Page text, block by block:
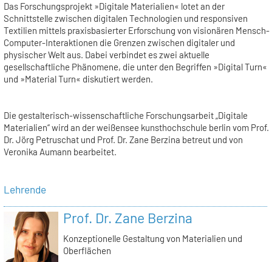
Das Forschungsprojekt »Digitale Materialien« lotet an der
Schnittstelle zwischen digitalen Technologien und responsiven
Textilien mittels praxisbasierter Erforschung von visionären Mensch-
Computer-Interaktionen die Grenzen zwischen digitaler und
physischer Welt aus. Dabei verbindet es zwei aktuelle
gesellschaftliche Phänomene, die unter den Begriffen »Digital Turn«
und »Material Turn« diskutiert werden.
Die gestalterisch-wissenschaftliche Forschungsarbeit „Digitale
Materialien“ wird an der weißensee kunsthochschule berlin vom Prof.
Dr. Jörg Petruschat und Prof. Dr. Zane Berzina betreut und von
Veronika Aumann bearbeitet.
Lehrende
Prof. Dr. Zane Berzina
Konzeptionelle Gestaltung von Materialien und
Oberflächen